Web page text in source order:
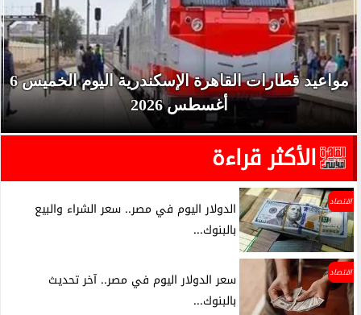
مواعيد قطارات القاهرة الإسكندرية اليوم الخميس 6
أغسطس 2026
الأكثر قراءة
اقتصاد
الدولار اليوم في مصر.. سعر الشراء والبيع
بالبنوك...
اقتصاد
سعر الدولار اليوم في مصر.. آخر تحديث
بالبنوك...